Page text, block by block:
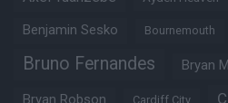
Benjamin Sesko Bournemouth
Bruno Fernandes Bryan
Bryan Robson Cardiff City